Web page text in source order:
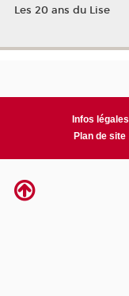
Les 20 ans du Lise
Infos légales
Plan de site